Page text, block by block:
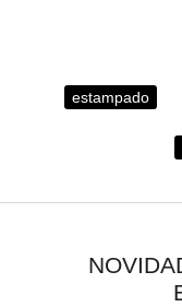
estampado